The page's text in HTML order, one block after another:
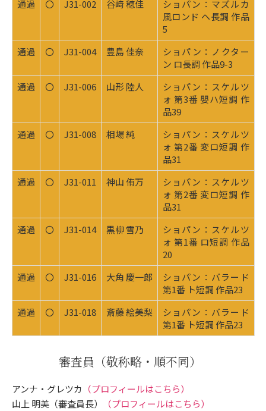
通過
〇 J31-002 谷﨑 穂佳
ショパン：マズルカ
風ロンド ヘ長調 作品
5
通過
〇 J31-004 豊島 佳奈
ショパン：ノクター
ン ロ長調 作品9-3
通過
〇 J31-006 山形 陸人
ショパン：スケルツ
ォ 第3番 嬰ハ短調 作
品39
通過
〇 J31-008 相場 純
ショパン：スケルツ
ォ 第2番 変ロ短調 作
品31
通過
〇 J31-011 神山 侑万
ショパン：スケルツ
ォ 第2番 変ロ短調 作
品31
通過
〇 J31-014 黒柳 雪乃
ショパン：スケルツ
ォ 第1番 ロ短調 作品
20
通過
〇 J31-016 大角 慶一郎
ショパン：バラード
第1番 ト短調 作品23
通過
〇 J31-018 斎藤 絵美梨
ショパン：バラード
第1番 ト短調 作品23
審査員 （敬称略・順不同）
アンナ・グレツカ （プロフィールはこちら）
山上 明美（審査員長）
（プロフィールはこちら）